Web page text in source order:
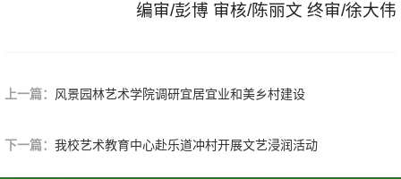
编审/彭博 审核/陈丽文 终审/徐大伟
上一篇： 风景园林艺术学院调研宜居宜业和美乡村建设
下一篇： 我校艺术教育中心赴乐道冲村开展文艺浸润活动